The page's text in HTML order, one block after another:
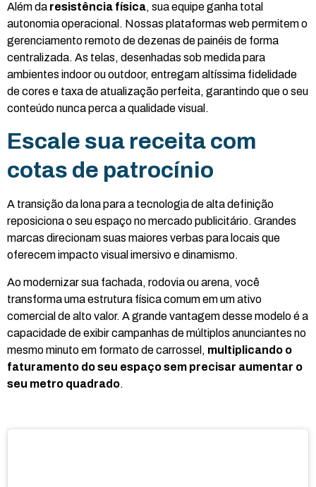
Além da resistência física, sua equipe ganha total
autonomia operacional. Nossas plataformas web permitem o
gerenciamento remoto de dezenas de painéis de forma
centralizada. As telas, desenhadas sob medida para
ambientes indoor ou outdoor, entregam altíssima fidelidade
de cores e taxa de atualização perfeita, garantindo que o seu
conteúdo nunca perca a qualidade visual.
Escale sua receita com
cotas de patrocínio
A transição da lona para a tecnologia de alta definição
reposiciona o seu espaço no mercado publicitário. Grandes
marcas direcionam suas maiores verbas para locais que
oferecem impacto visual imersivo e dinamismo.
Ao modernizar sua fachada, rodovia ou arena, você
transforma uma estrutura física comum em um ativo
comercial de alto valor. A grande vantagem desse modelo é a
capacidade de exibir campanhas de múltiplos anunciantes no
mesmo minuto em formato de carrossel, multiplicando o
faturamento do seu espaço sem precisar aumentar o
seu metro quadrado.